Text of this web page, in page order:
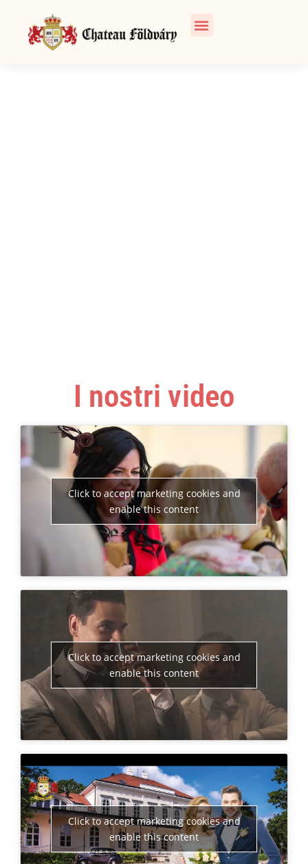
I nostri video
Click to accept marketing cookies and
enable this content
Click to accept marketing cookies and
enable this content
Click to accept marketing cookies and
enable this content